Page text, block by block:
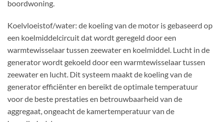
boordwoning.
Koelvloeistof/water: de koeling van de motor is gebaseerd op
een koelmiddelcircuit dat wordt geregeld door een
warmtewisselaar tussen zeewater en koelmiddel. Lucht in de
generator wordt gekoeld door een warmtewisselaar tussen
zeewater en lucht. Dit systeem maakt de koeling van de
generator efficiënter en bereikt de optimale temperatuur
voor de beste prestaties en betrouwbaarheid van de
aggregaat, ongeacht de kamertemperatuur van de